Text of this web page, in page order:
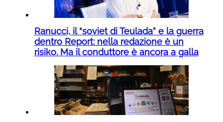
Ranucci, il “soviet di Teulada” e la guerra
dentro Report: nella redazione è un
risiko. Ma il conduttore è ancora a galla